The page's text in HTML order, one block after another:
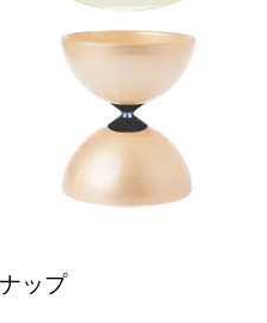
ップ